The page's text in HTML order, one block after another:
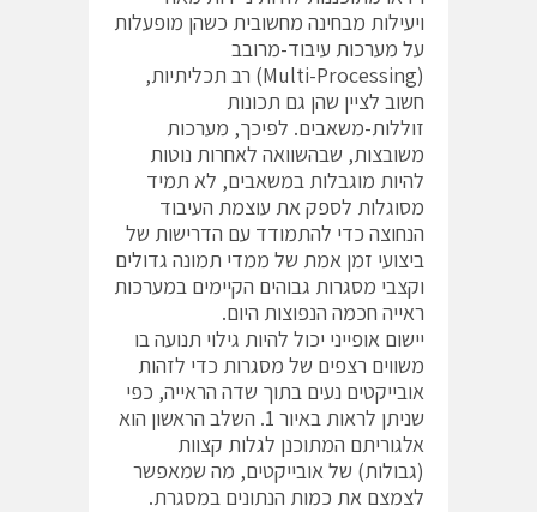
ויעילות מבחינה מחשובית כשהן מופעלות
על מערכות עיבוד-מרובב
(Multi-Processing) רב תכליתיות,
חשוב לציין שהן גם תכונות
זוללות-משאבים. לפיכך, מערכות
משובצות, שבהשוואה לאחרות נוטות
להיות מוגבלות במשאבים, לא תמיד
מסוגלות לספק את עוצמת העיבוד
הנחוצה כדי להתמודד עם הדרישות של
ביצועי זמן אמת של ממדי תמונה גדולים
וקצבי מסגרות גבוהים הקיימים במערכות
ראייה חכמה הנפוצות היום.
יישום אופייני יכול להיות גילוי תנועה בו
משווים רצפים של מסגרות כדי לזהות
אובייקטים נעים בתוך שדה הראייה, כפי
שניתן לראות באיור 1. השלב הראשון הוא
אלגוריתם המתוכנן לגלות קצוות
(גבולות) של אובייקטים, מה שמאפשר
לצמצם את כמות הנתונים במסגרת.